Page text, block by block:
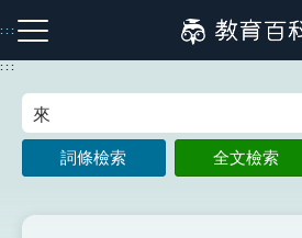
到
主
:::
注音索引圖示 筆畫索引圖示
:::
詞條檢索 全文檢索